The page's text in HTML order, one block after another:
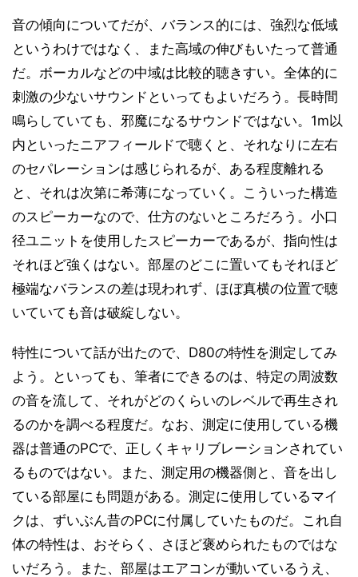
音の傾向についてだが、バランス的には、強烈な低域
というわけではなく、また高域の伸びもいたって普通
だ。ボーカルなどの中域は比較的聴きすい。全体的に
刺激の少ないサウンドといってもよいだろう。長時間
鳴らしていても、邪魔になるサウンドではない。1m以
内といったニアフィールドで聴くと、それなりに左右
のセパレーションは感じられるが、ある程度離れる
と、それは次第に希薄になっていく。こういった構造
のスピーカーなので、仕方のないところだろう。小口
径ユニットを使用したスピーカーであるが、指向性は
それほど強くはない。部屋のどこに置いてもそれほど
極端なバランスの差は現われず、ほぼ真横の位置で聴
いていても音は破綻しない。
特性について話が出たので、D80の特性を測定してみ
よう。といっても、筆者にできるのは、特定の周波数
の音を流して、それがどのくらいのレベルで再生され
るのかを調べる程度だ。なお、測定に使用している機
器は普通のPCで、正しくキャリブレーションされてい
るものではない。また、測定用の機器側と、音を出し
ている部屋にも問題がある。測定に使用しているマイ
クは、ずいぶん昔のPCに付属していたものだ。これ自
体の特性は、おそらく、さほど褒められたものではな
いだろう。また、部屋はエアコンが動いているうえ、